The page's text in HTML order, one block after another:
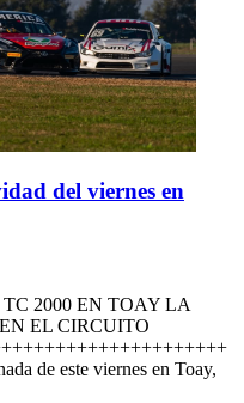
del viernes en
2000 EN TOAY LA
EL CIRCUITO
de este viernes en Toay,